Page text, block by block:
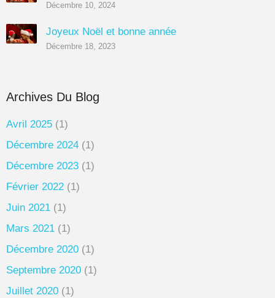
Décembre 10, 2024
Joyeux Noël et bonne année
Décembre 18, 2023
Archives Du Blog
Avril 2025 (1)
Décembre 2024 (1)
Décembre 2023 (1)
Février 2022 (1)
Juin 2021 (1)
Mars 2021 (1)
Décembre 2020 (1)
Septembre 2020 (1)
Juillet 2020 (1)